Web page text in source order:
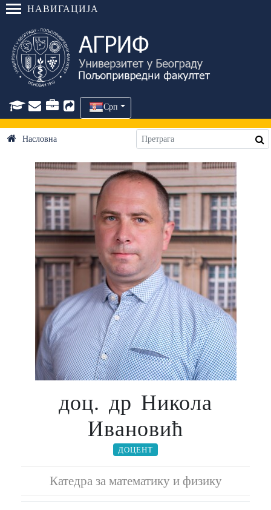
НАВИГАЦИЈА
Срп
Насловна
доц. др Никола
Ивановић
ДОЦЕНТ
Катедра за математику и физику